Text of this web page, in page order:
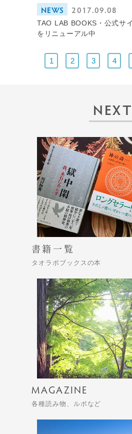
NEWS
2017.09.08
TAO LAB BOOKS・公式サ
をリニューアル中
1 2 3 4
NEXT
書籍一覧
タオラボブックスの本
MAGAZINE
各種読み物、ルポなど